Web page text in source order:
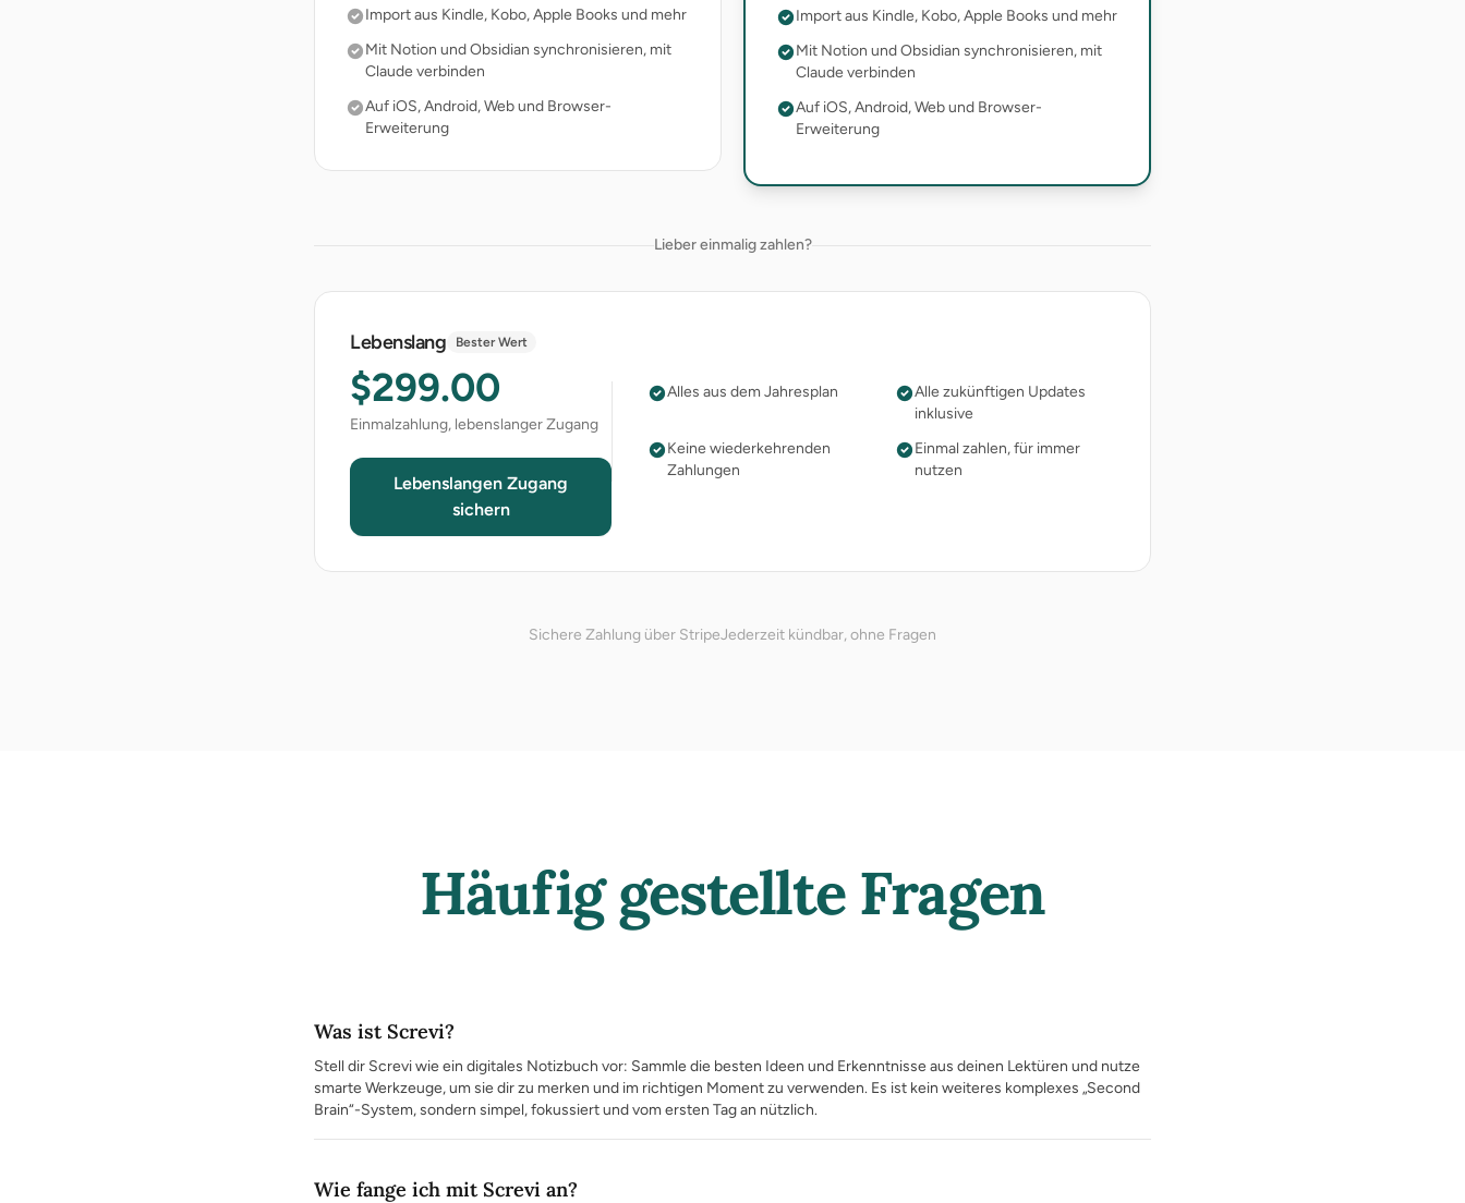
Import aus Kindle, Kobo, Apple Books und mehr
Mit Notion und Obsidian synchronisieren, mit
Claude verbinden
Auf iOS, Android, Web und Browser-
Erweiterung
Import aus Kindle, Kobo, Apple Books und mehr
Mit Notion und Obsidian synchronisieren, mit
Claude verbinden
Auf iOS, Android, Web und Browser-
Erweiterung
Lieber einmalig zahlen?
Lebenslang Bester Wert
$299.00
Einmalzahlung, lebenslanger Zugang
Lebenslangen Zugang
sichern
Alles aus dem Jahresplan
Alle zukünftigen Updates
inklusive
Keine wiederkehrenden
Zahlungen
Einmal zahlen, für immer
nutzen
Sichere Zahlung über StripeJederzeit kündbar, ohne Fragen
Häufig gestellte Fragen
Was ist Screvi?
Stell dir Screvi wie ein digitales Notizbuch vor: Sammle die besten Ideen und Erkenntnisse aus deinen Lektüren und nutze
smarte Werkzeuge, um sie dir zu merken und im richtigen Moment zu verwenden. Es ist kein weiteres komplexes „Second
Brain“-System, sondern simpel, fokussiert und vom ersten Tag an nützlich.
Wie fange ich mit Screvi an?